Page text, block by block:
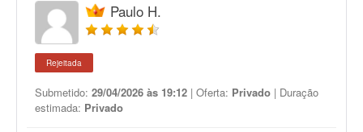
Paulo H.
Rejeitada
Submetido: 29/04/2026 às 19:12 | Oferta: Privado | Duração
estimada: Privado